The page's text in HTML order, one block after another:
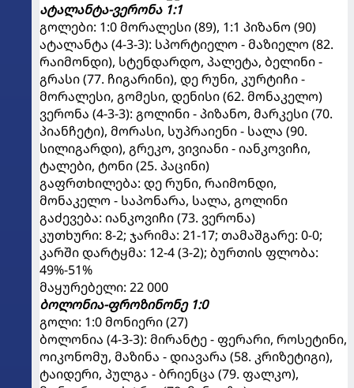
ატალანტა-ვერონა 1:1
გოლები: 1:0 მორალესი (89), 1:1 პიზანო (90)
ატალანტა (4-3-3): სპორტიელო - მაზიელო (82.
რაიმონდი), სტენდარდო, პალეტა, ბელინი -
გრასი (77. ჩიგარინი), დე რუნი, კურტიჩი -
მორალესი, გომესი, დენისი (62. მონაკელო)
ვერონა (4-3-3): გოლინი - პიზანო, მარკესი (70.
პიანჩეტი), მორასი, სუპრაიენი - სალა (90.
სილიგარდი), გრეკო, ვივიანი - იანკოვიჩი,
ტალები, ტონი (25. პაცინი)
გაფრთხილება: დე რუნი, რაიმონდი,
მონაკელო - საპონარა, სალა, გოლინი
გაძევება: იანკოვიჩი (73. ვერონა)
კუთხური: 8-2; ჯარიმა: 21-17; თამაშგარე: 0-0;
კარში დარტყმა: 12-4 (3-2); ბურთის ფლობა:
49%-51%
მაყურებელი: 22 000
ბოლონია-ფროზინონე 1:0
გოლი: 1:0 მონიერი (27)
ბოლონია (4-3-3): მირანტე - ფერარი, როსეტინი,
ოიკონომუ, მაზინა - დიავარა (58. კრიზეტიგი),
ტაიდერი, პულგა - ბრიენცა (79. ფალკო),